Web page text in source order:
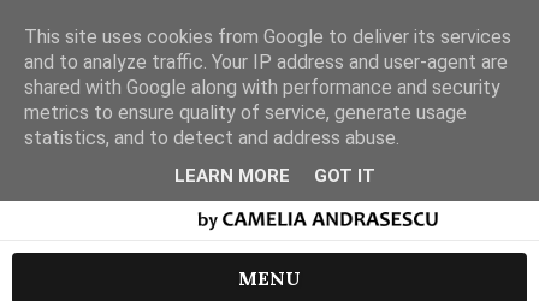
MENU
This site uses cookies from Google to deliver its services
and to analyze traffic. Your IP address and user-agent are
shared with Google along with performance and security
metrics to ensure quality of service, generate usage
statistics, and to detect and address abuse.
LEARN MORE GOT IT